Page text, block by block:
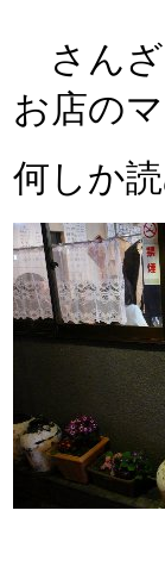
さんざ
お店の
何しか読